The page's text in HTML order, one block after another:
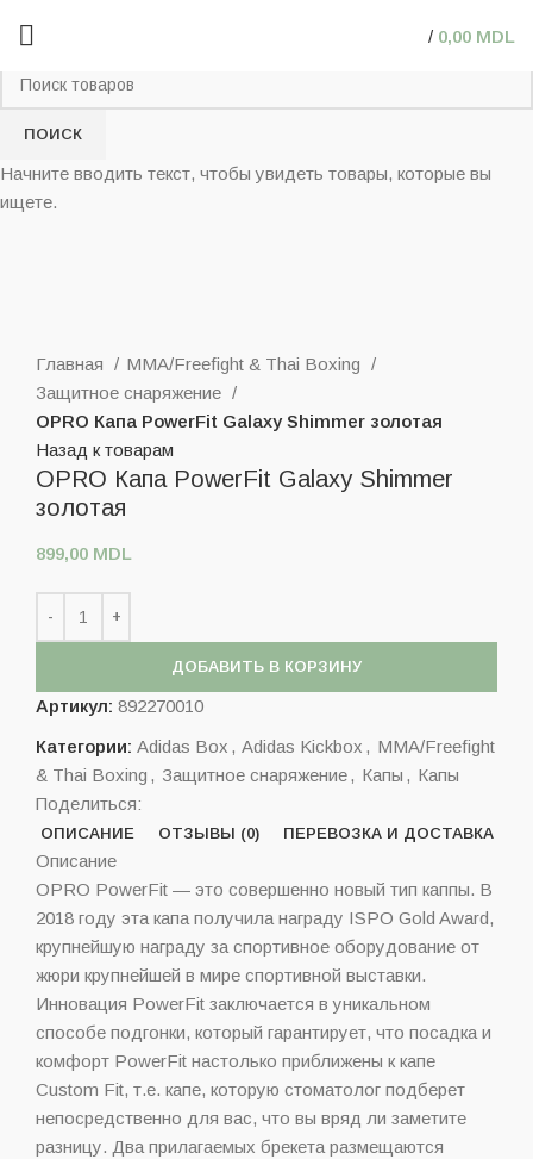
/ 0,00 MDL
Главная
MMA/Freefight & Thai Boxing
Защитное снаряжение
OPRO Капа PowerFit Galaxy Shimmer золотая
Назад к товарам
OPRO Капа PowerFit Galaxy Shimmer
золотая
899,00 MDL
ДОБАВИТЬ В КОРЗИНУ
Артикул: 892270010
Категории: Adidas Box , Adidas Kickbox , MMA/Freefight
& Thai Boxing , Защитное снаряжение, Капы , Капы
Поделиться:
ОПИСАНИЕ ОТЗЫВЫ (0) ПЕРЕВОЗКА И ДОСТАВКА
Описание
OPRO PowerFit — это совершенно новый тип каппы. В
2018 году эта капа получила награду ISPO Gold Award,
крупнейшую награду за спортивное оборудование от
жюри крупнейшей в мире спортивной выставки.
Инновация PowerFit заключается в уникальном
способе подгонки, который гарантирует, что посадка и
комфорт PowerFit настолько приближены к капе
Custom Fit, т.е. капе, которую стоматолог подберет
непосредственно для вас, что вы вряд ли заметите
разницу. Два прилагаемых брекета размещаются
ПОИСК
Начните вводить текст, чтобы увидеть товары, которые вы
ищете.